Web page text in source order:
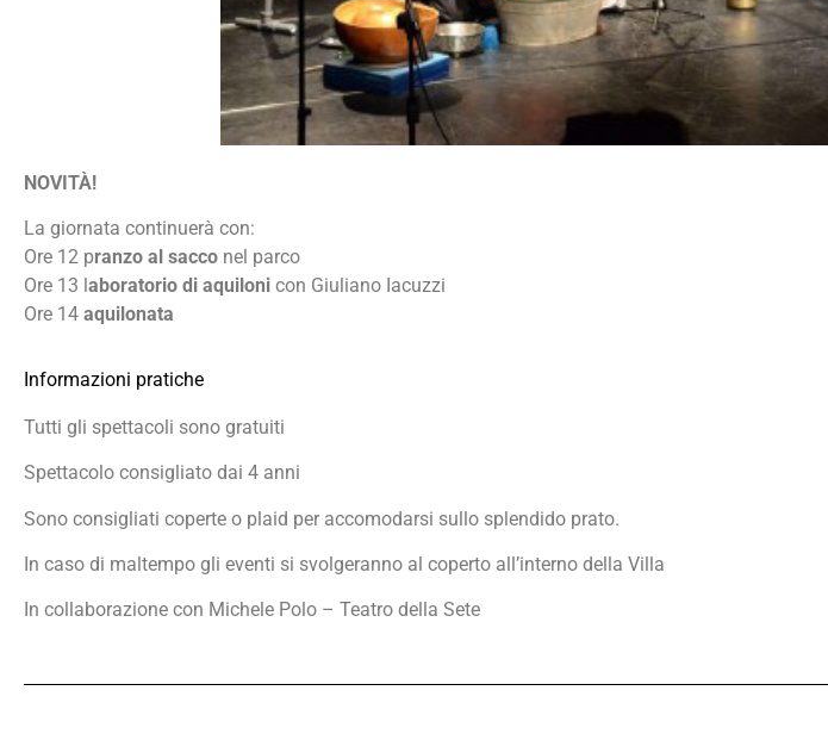
NOVITÀ!
La giornata continuerà con:
Ore 12 pranzo al sacco nel parco
Ore 13 l aboratorio di aquiloni con Giuliano Iacuzzi
Ore 14 aquilonata
Informazioni pratiche
Tutti gli spettacoli sono gratuiti
Spettacolo consigliato dai 4 anni
Sono consigliati coperte o plaid per accomodarsi sullo splendido prato.
In caso di maltempo gli eventi si svolgeranno al coperto all’interno della Villa
In collaborazione con Michele Polo – Teatro della Sete